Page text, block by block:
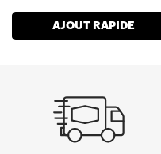
AJOUT RAPIDE